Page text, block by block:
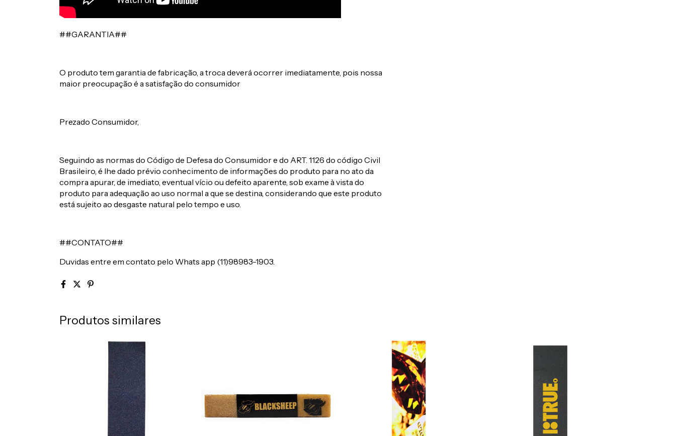
##GARANTIA##
O produto tem garantia de fabricação, a troca deverá ocorrer imediatamente, pois nossa
maior preocupação é a satisfação do consumidor
Prezado Consumidor,
Seguindo as normas do Código de Defesa do Consumidor e do ART. 1126 do código Civil
Brasileiro, é lhe dado prévio conhecimento de informações do produto para no ato da
compra apurar, de imediato, eventual vício ou defeito aparente, sob exame à vista do
produto para adequação ao uso normal a que se destina, considerando que este produto
está sujeito ao desgaste natural pelo tempo e uso.
##CONTATO##
Duvidas entre em contato pelo Whats app (11)98983-1903.
Produtos similares